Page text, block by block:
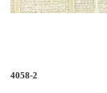
4058-2